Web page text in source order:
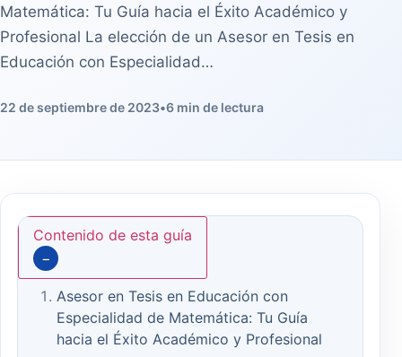
Matemática: Tu Guía hacia el Éxito Académico y
Profesional La elección de un Asesor en Tesis en
Educación con Especialidad…
22 de septiembre de 2023•6 min de lectura
Contenido de esta guía
−
Asesor en Tesis en Educación con
Especialidad de Matemática: Tu Guía
hacia el Éxito Académico y Profesional